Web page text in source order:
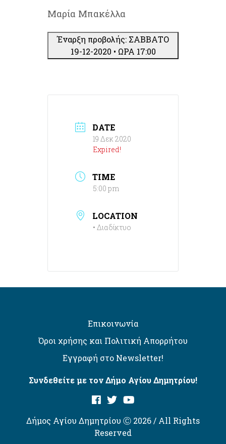
Μαρία Μπακέλλα
Έναρξη προβολής: ΣΑΒΒΑΤΟ
19-12-2020 • ΩΡΑ 17:00
DATE
19 Δεκ 2020
Expired!
TIME
5:00 pm
LOCATION
• Διαδίκτυο
Επικοινωνία
Όροι χρήσης και Πολιτική Απορρήτου
Εγγραφή στο Newsletter!
Συνδεθείτε με τον Δήμο Αγίου Δημητρίου!
Δήμος Αγίου Δημητρίου Ⓒ 2026 / All Rights
Reserved